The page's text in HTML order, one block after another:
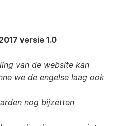
versie 1.0
van de website kan
we de engelse laag ook
nog bijzetten